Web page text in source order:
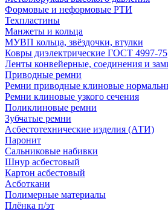
Формовые и неформовые РТИ
Техпластины
Манжеты и кольца
МУВП кольца, звёздочки, втулки
Ковры диэлектрические ГОСТ 4997-75
Ленты конвейерные, соединения и
Приводные ремни
Ремни приводные клиновые
Ремни клиновые узкого сечения
Поликлиновые ремни
Зубчатые ремни
Асбестотехнические изделия (АТИ)
Паронит
Сальниковые набивки
Шнур асбестовый
Картон асбестовый
Асботкани
Полимерные материалы
Плёнка п/эт